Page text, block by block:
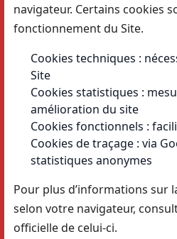
navigateur. Certains cookies
fonctionnement du Site.
Cookies techniques :
Site
Cookies statistiques :
amélioration du site
Cookies fonctionnels :
Cookies de traçage : via
statistiques anonymes
Pour plus d’informations sur
selon votre navigateur,
officielle de celui-ci.